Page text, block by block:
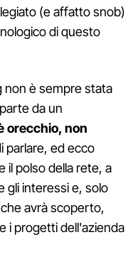
(e affatto snob)
di questo
non è sempre stata
da un
orecchio, non
parlare, ed ecco
il polso della rete, a
gli interessi e, solo
avrà scoperto,
i progetti dell'azienda